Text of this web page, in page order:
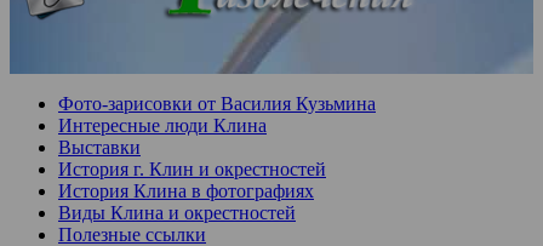
Фото-зарисовки от Василия Кузьмина
Интересные люди Клина
Выставки
История г. Клин и окрестностей
История Клина в фотографиях
Виды Клина и окрестностей
Полезные ссылки